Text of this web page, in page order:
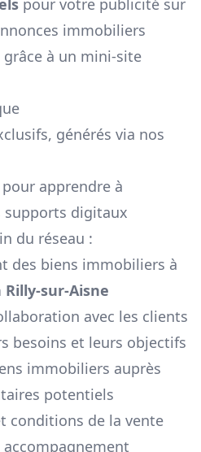
pour votre publicité sur
immobiliers
grâce à un mini-site
générés via nos
apprendre à
supports digitaux
du réseau :
des biens immobiliers à
Rilly-sur-Aisne
avec les clients
besoins et leurs objectifs
immobiliers auprès
potentiels
conditions de la vente